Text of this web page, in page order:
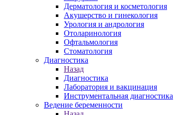
Дерматология и косметология
Акушерство и гинекология
Урология и андрология
Отоларинология
Офтальмология
Стоматология
Диагностика
Назад
Диагностика
Лаборатория и вакцинация
Инструментальная диагностика
Ведение беременности